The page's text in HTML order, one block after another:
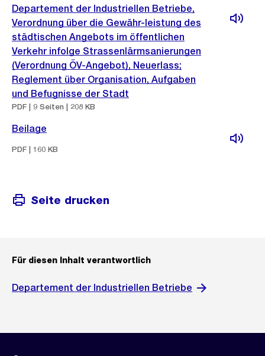
Departement der Industriellen Betriebe,
Verordnung über die Gewähr-leistung des
städtischen Angebots im öffentlichen
Verkehr infolge Strassenlärmsanierungen
(Verordnung ÖV-Angebot), Neuerlass;
Reglement über Organisation, Aufgaben
und Befugnisse der Stadt
PDF | 9 Seiten | 208 KB
Beilage
PDF | 160 KB
Seite drucken
Für diesen Inhalt verantwortlich
Departement der Industriellen Betriebe